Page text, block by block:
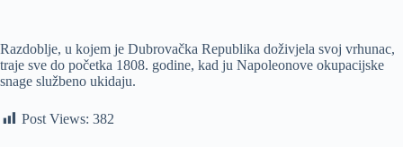
Razdoblje, u kojem je Dubrovačka Republika doživjela svoj vrhunac,
traje sve do početka 1808. godine, kad ju Napoleonove okupacijske
snage službeno ukidaju.
Post Views: 382